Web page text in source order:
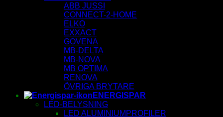
ABB JUSSI
CONNECT-2-HOME
ELKO
EXXACT
GOVENA
MB-DELTA
MB-NOVA
MB OPTIMA
RENOVA
ÖVRIGA BRYTARE
ENERGISPAR
LED-BELYSNING
LED ALUMINIUMPROFILER